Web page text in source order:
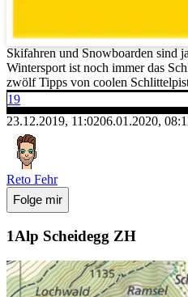
Skifahren und Snowboarden sind
Wintersport ist noch immer das
zwölf Tipps von coolen
19
23.12.2019, 11:0206.01.2020,
Reto Fehr
Folge mir
Alp Scheidegg ZH